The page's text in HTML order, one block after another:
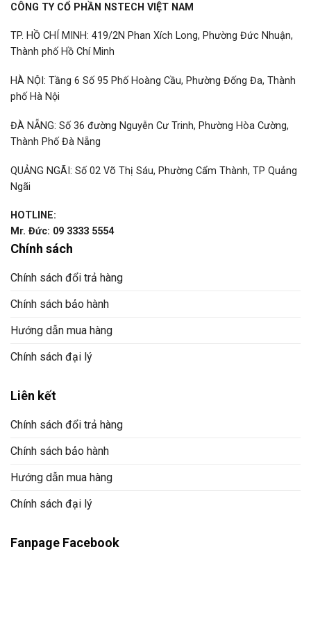
CÔNG TY CỔ PHẦN NSTECH VIỆT NAM
TP. HỒ CHÍ MINH: 419/2N Phan Xích Long, Phường Đức Nhuận,
Thành phố Hồ Chí Minh
HÀ NỘI: Tầng 6 Số 95 Phố Hoàng Cầu, Phường Đống Đa, Thành
phố Hà Nội
ĐÀ NẴNG: Số 36 đường Nguyễn Cư Trinh, Phường Hòa Cường,
Thành Phố Đà Nẵng
QUẢNG NGÃI: Số 02 Võ Thị Sáu, Phường Cẩm Thành, TP Quảng
Ngãi
HOTLINE:
Mr. Đức: 09 3333 5554
Chính sách
Chính sách đổi trả hàng
Chính sách bảo hành
Hướng dẫn mua hàng
Chính sách đại lý
Liên kết
Chính sách đổi trả hàng
Chính sách bảo hành
Hướng dẫn mua hàng
Chính sách đại lý
Fanpage Facebook